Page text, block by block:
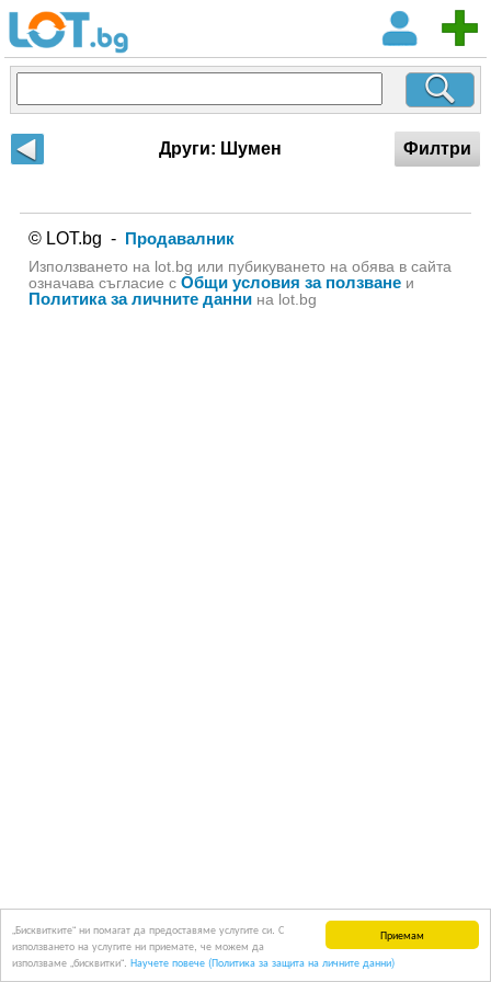
Приемам
„Бисквитките“ ни помагат да предоставяме услугите си. С
използването на услугите ни приемате, че можем да
използваме „бисквитки“. Научете повече (Политика за защита на личните данни)
Други: Шумен Филтри
© LOT.bg - Продавалник
Използването на lot.bg или пубикуването на обява в сайта
означава съгласие с Общи условия за ползванеи
Политика за личните даннина lot.bg